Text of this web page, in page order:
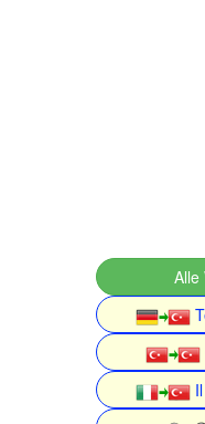
Alle
Il